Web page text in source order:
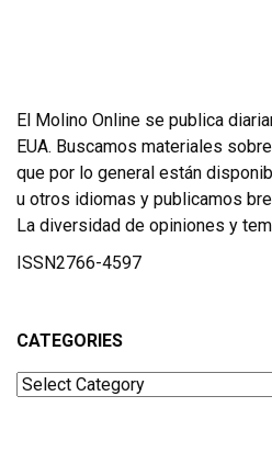
El Molino Online se publica
EUA. Buscamos materiales
que por lo general están
u otros idiomas y publicamos
La diversidad de opiniones y
ISSN2766-4597
CATEGORIES
Categories